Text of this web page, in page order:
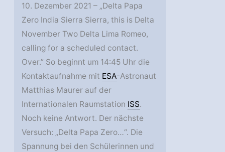
10. Dezember 2021 – „Delta Papa
Zero India Sierra Sierra, this is Delta
November Two Delta Lima Romeo,
calling for a scheduled contact.
Over.” So beginnt um 14:45 Uhr die
Kontaktaufnahme mit ESA-Astronaut
Matthias Maurer auf der
Internationalen Raumstation ISS.
Noch keine Antwort. Der nächste
Versuch: „Delta Papa Zero…“. Die
Spannung bei den Schülerinnen und